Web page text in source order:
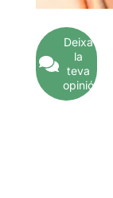
Deixa
la
teva
opinió